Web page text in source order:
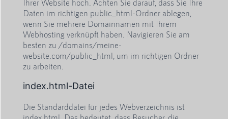
Ihrer Website hoch. Achten Sie darauf, dass Sie Ihre
Daten im richtigen public_html-Ordner ablegen,
wenn Sie mehrere Domainnamen mit Ihrem
Webhosting verknüpft haben. Navigieren Sie am
besten zu /domains/meine-
website.com/public_html, um im richtigen Ordner
zu arbeiten.
index.html-Datei
Die Standarddatei für jedes Webverzeichnis ist